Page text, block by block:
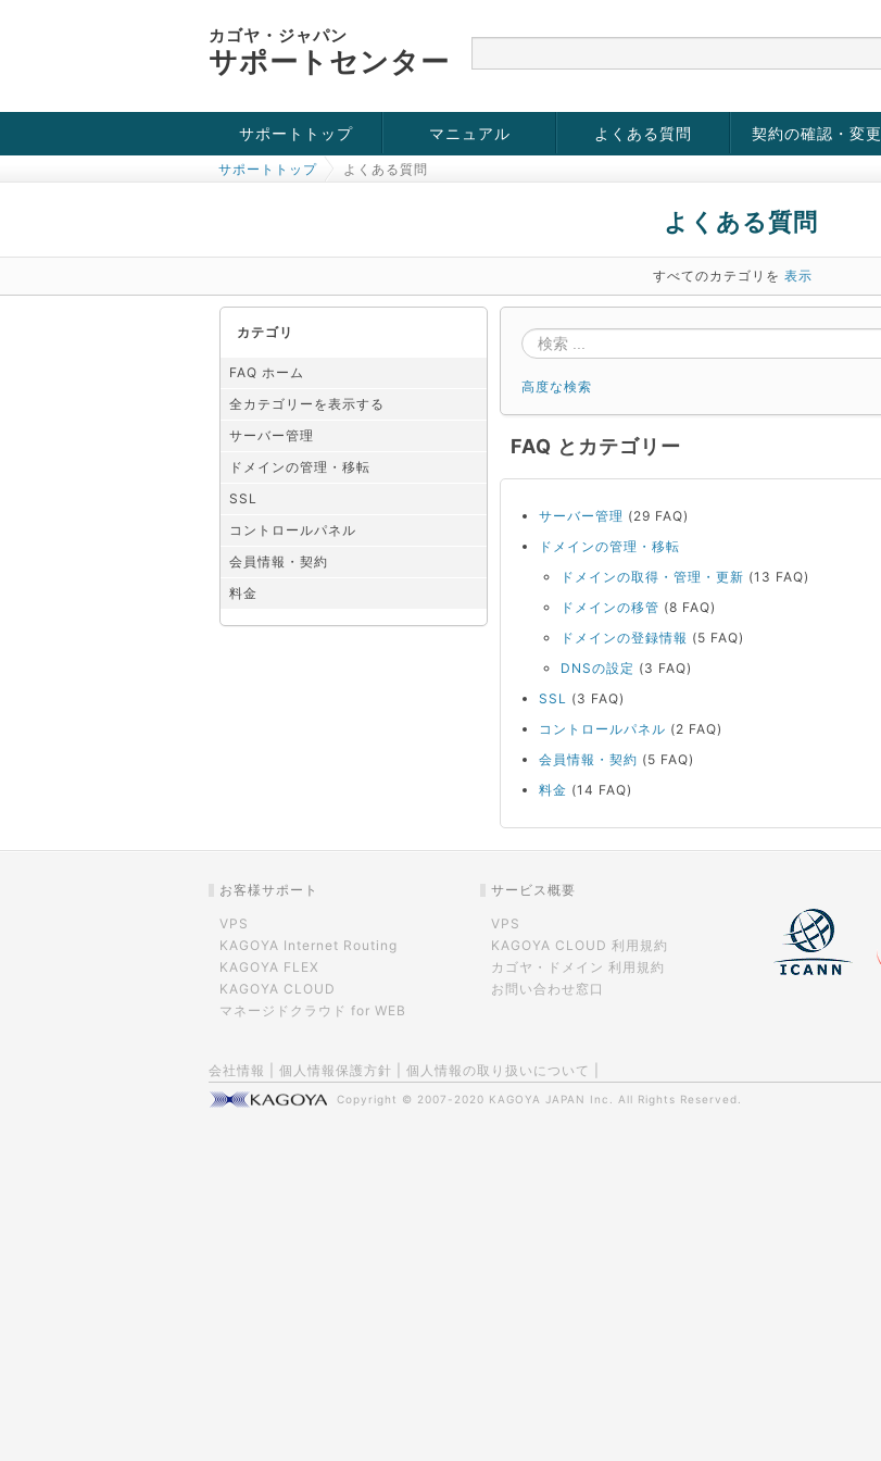
カゴヤ・ジャパン
サポートセンター
サポートトップ
お役立ち情報
チュートリアル
障害・メンテナンス情報
マニュアル よくある質問 契約の確認・変更
サポートトップ よくある質問
よくある質問
すべてのカテゴリを 表示
カテゴリ
FAQ ホーム
全カテゴリーを表示する
サーバー管理
ドメインの管理・移転
SSL
コントロールパネル
会員情報・契約
料金
高度な検索
FAQ とカテゴリー
サーバー管理 (29 FAQ)
ドメインの管理・移転
ドメインの取得・管理・更新 (13 FAQ)
ドメインの移管 (8 FAQ)
ドメインの登録情報 (5 FAQ)
DNSの設定 (3 FAQ)
SSL (3 FAQ)
コントロールパネル (2 FAQ)
会員情報・契約 (5 FAQ)
料金 (14 FAQ)
お客様サポート
VPS
KAGOYA Internet Routing
KAGOYA FLEX
KAGOYA CLOUD
マネージドクラウド for WEB
サービス概要
VPS
KAGOYA CLOUD 利用規約
カゴヤ・ドメイン 利用規約
お問い合わせ窓口
会社情報 個人情報保護方針 個人情報の取り扱いについて
Copyright © 2007-2020 KAGOYA JAPAN Inc. All Rights Reserved.